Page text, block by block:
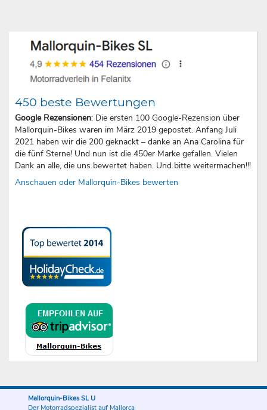
450 beste Bewertungen
Google Rezensionen: Die ersten 100 Google-Rezension über
Mallorquin-Bikes waren im März 2019 gepostet. Anfang Juli
2021 haben wir die 200 geknackt – danke an Ana Carolina für
die fünf Sterne! Und nun ist die 450er Marke gefallen. Vielen
Dank an alle, die uns bewertet haben. Und bitte weitermachen!!!
Anschauen oder Mallorquin-Bikes bewerten
Mallorquin-Bikes SL U
Der Motorradspezialist auf Mallorca